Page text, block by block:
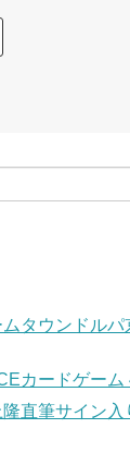
タウンドル
カードゲーム
直筆サイン入